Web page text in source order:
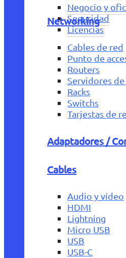
Negocio y
Seguridad
Licencias
Networking
Cables de red
Punto de
Routers
Servidores
Racks
Switchs
Tarjestas de
Adaptadores /
Cables
Audio y vídeo
HDMI
Lightning
Micro USB
USB
USB-C